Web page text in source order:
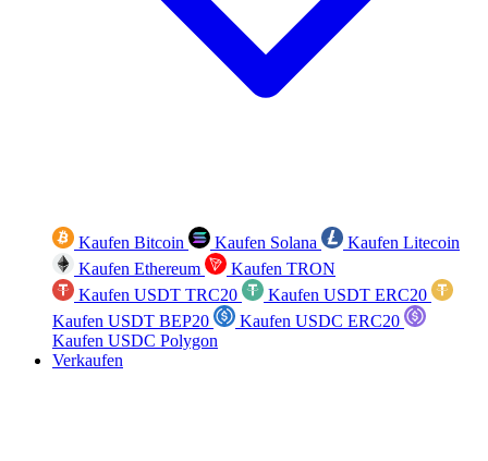
Kaufen Bitcoin Kaufen Solana
Kaufen Litecoin
Kaufen Ethereum
Kaufen TRON
Kaufen USDT TRC20
Kaufen USDT ERC20
Kaufen USDT BEP20
Kaufen USDC ERC20
Kaufen USDC Polygon
Verkaufen